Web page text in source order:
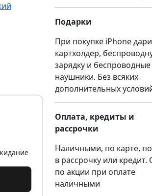
Подарки
При покупке iPhone
картхолдер,
зарядку и беспроводные
наушники. Без всяких
дополнительных
Оплата, кредиты и
рассрочки
Наличными, по карте, по
в рассрочку или кредит.
по акции при оплате
наличными